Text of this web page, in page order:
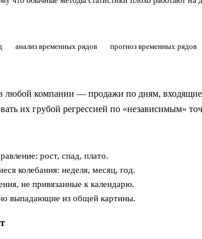
анализ временных рядов прогноз временных рядов
любой компании — продажи по дням, входящие
их грубой регрессией по «независимым»
рост, спад, плато.
колебания: неделя, месяц, год.
не привязанные к календарю.
выпадающие из общей картины.